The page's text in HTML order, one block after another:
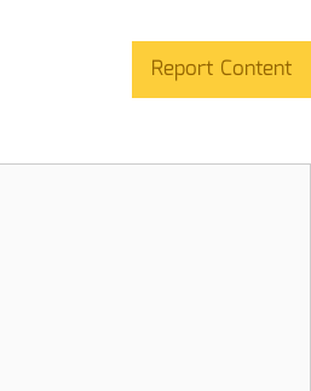
Report Content